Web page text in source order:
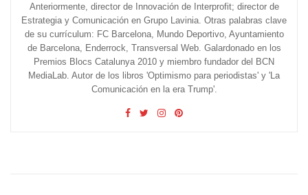
Anteriormente, director de Innovación de Interprofit; director de
Estrategia y Comunicación en Grupo Lavinia. Otras palabras clave
de su currículum: FC Barcelona, Mundo Deportivo, Ayuntamiento
de Barcelona, Enderrock, Transversal Web. Galardonado en los
Premios Blocs Catalunya 2010 y miembro fundador del BCN
MediaLab. Autor de los libros 'Optimismo para periodistas' y 'La
Comunicación en la era Trump'.